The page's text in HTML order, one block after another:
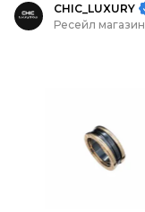
CHIC_LUXURY
Ресейл магазин